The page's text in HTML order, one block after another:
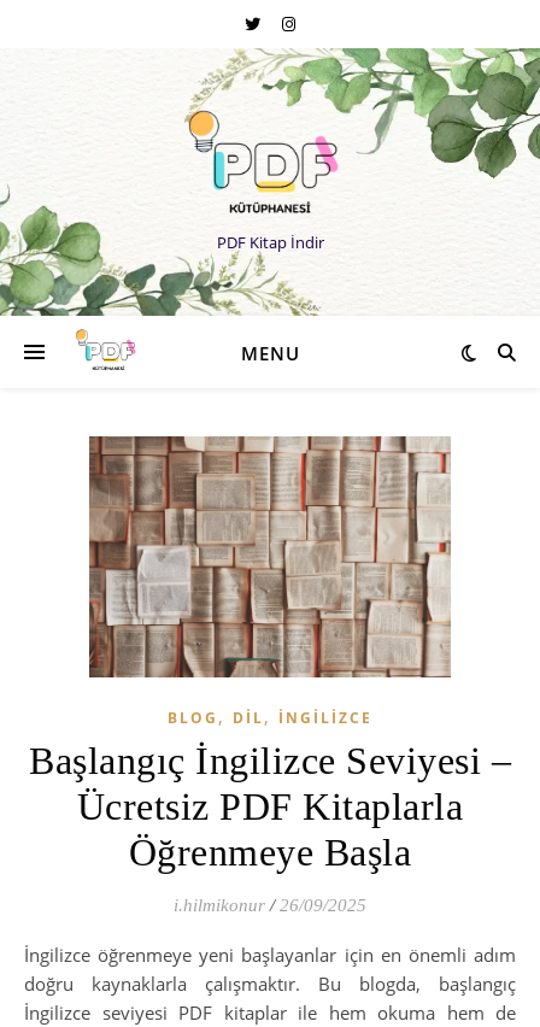
PDF Kitap İndir
MENU
BLOG , DIL, İNGILIZCE
Başlangıç İngilizce Seviyesi –
Ücretsiz PDF Kitaplarla
Öğrenmeye Başla
i.hilmikonur / 26/09/2025
İngilizce öğrenmeye yeni başlayanlar için en önemli adım
doğru kaynaklarla çalışmaktır. Bu blogda, başlangıç
İngilizce seviyesi PDF kitaplar ile hem okuma hem de